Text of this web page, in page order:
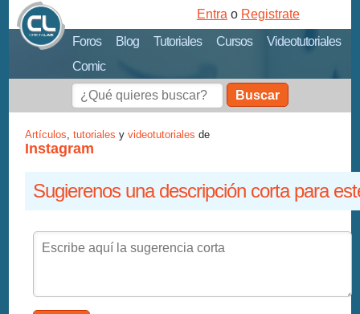
Foros Blog Tutoriales Cursos
Videotutoriales
Comic
Entra o Registrate
Buscar
Artículos,tutoriales yvideotutoriales de
Instagram
Sugierenos una descripción corta para